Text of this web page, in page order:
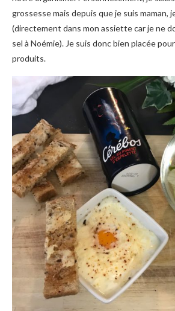
grossesse mais depuis que je suis maman,
(directement dans mon assiette car je ne
sel à Noémie). Je suis donc bien placée
produits.